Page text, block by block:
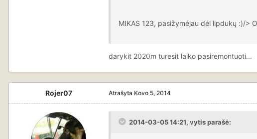
MIKAS 123, pasižymėjau dėl lipdukų :)/>
darykit 2020m turesit laiko pasiremontuoti...
Rojer07 Atrašyta Kovo 5, 2014
2014-03-05 14:21, vytis parašė: